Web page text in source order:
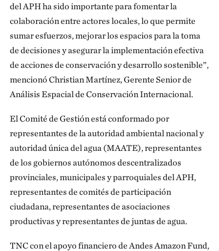
del APH ha sido importante para fomentar la
colaboración entre actores locales, lo que permite
sumar esfuerzos, mejorar los espacios para la toma
de decisiones y asegurar la implementación efectiva
de acciones de conservación y desarrollo sostenible”,
mencionó Christian Martínez, Gerente Senior de
Análisis Espacial de Conservación Internacional.
El Comité de Gestión está conformado por
representantes de la autoridad ambiental nacional y
autoridad única del agua (MAATE), representantes
de los gobiernos autónomos descentralizados
provinciales, municipales y parroquiales del APH,
representantes de comités de participación
ciudadana, representantes de asociaciones
productivas y representantes de juntas de agua.
TNC con el apoyo financiero de Andes Amazon Fund,